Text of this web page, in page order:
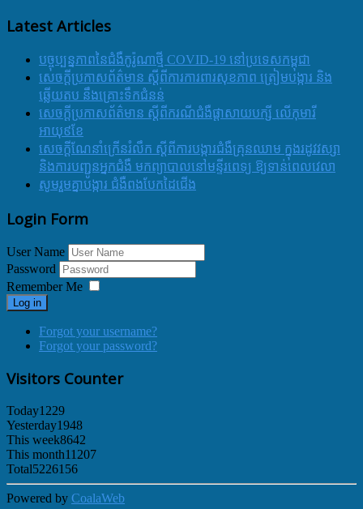
Latest Articles
បច្ចុប្បន្នភាពនៃជំងឺកូរ៉ូណាថ្មី COVID-19 នៅប្រទេសកម្ពុជា
សេចក្តីប្រកាសព័ត៌មាន ស្តីពីការការពារសុខភាព ត្រៀមបង្ការ និង
ឆ្លើយតប នឹងគ្រោះទឹកជំនន់
សេចក្តីប្រកាសព័ត៌មាន ស្តីពីករណីជំងឺផ្តាសាយបក្សី លើកុមារី
អាយុ៩ខែ
សេចក្ដីណែនាំក្រើនរំលឹក ស្ដីពីការបង្ការជំងឺគ្រុនឈាម ក្នុងរដូវវស្សា
និងការបញ្ជូនអ្នកជំងឺ មកព្យាបាលនៅមន្ទីរពេទ្យ ឱ្យទាន់ពេលវេលា
សូមរួមគ្នាបង្ការ ជំងឺពងបែកដៃជើង
Login Form
User Name
Password
Remember Me
Log in
Forgot your username?
Forgot your password?
Visitors Counter
Today1229
Yesterday1948
This week8642
This month11207
Total5226156
Powered by CoalaWeb